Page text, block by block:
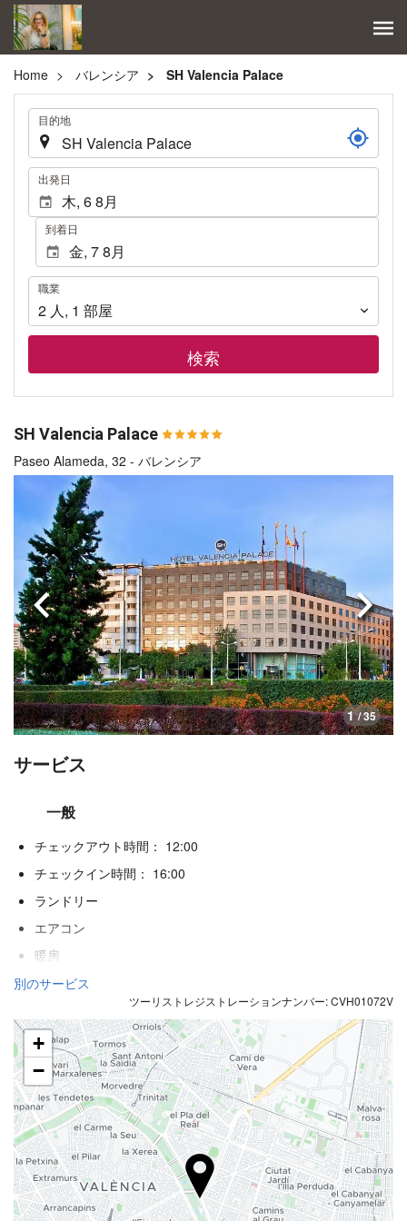
Home バレンシア SH Valencia Palace
. 目的地
. 出発日
到着日
職
業
職業
2 人, 1 部屋
検索
SH Valencia Palace
Paseo Alameda, 32 - バレンシア
1 / 35
前へ 次へ
サービス
一般
チェックアウト時間： 12:00
チェックイン時間： 16:00
ランドリー
エアコン
暖房
エレベーター
全館禁煙
アレルギー対応客室
防音済み客室
ペット不可
飲食
レストラン
別のサービス
ツーリストレジストレーションナンバー: CVH01072V
+
−